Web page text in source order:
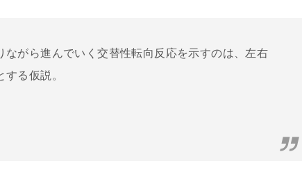
がら進んでいく交替性転向反応を示すのは、左右
る仮説。